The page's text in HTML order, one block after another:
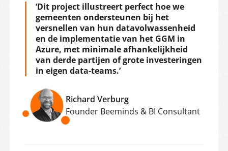
‘Dit project illustreert perfect hoe we
gemeenten ondersteunen bij het
versnellen van hun datavolwassenheid
en de implementatie van het GGM in
Azure, met minimale afhankelijkheid
van derde partijen of grote investeringen
in eigen data-teams.’
Richard Verburg
Founder Beeminds & BI Consultant